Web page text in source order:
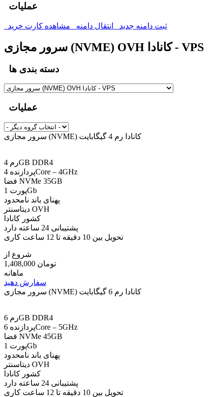
عملیات
ثبت دامنه جدید انتقال دامنه مشاهده کارت خرید
سرور مجازی (NVME) OVH کانادا - VPS
دسته بندی ها
عملیات
سرور مجازی (NVME) کانادا رم 4 گیگابایت
رم 4GB DDR4
پردازنده 4Core – 4GHz
فضا NVMe 35GB
پورت 1Gb
پهنای باند نامحدود
دیتاسنتر OVH
کشور کانادا
پشتیبانی 24 ساعته دارد
تحویل بین 10 دقیقه تا 12 ساعت کاری
شروع از
1,408,000 تومان
ماهانه
سفارش دهید
سرور مجازی (NVME) کانادا رم 6 گیگابایت
رم 6GB DDR4
پردازنده 6Core – 5GHz
فضا NVMe 45GB
پورت 1Gb
پهنای باند نامحدود
دیتاسنتر OVH
کشور کانادا
پشتیبانی 24 ساعته دارد
تحویل بین 10 دقیقه تا 12 ساعت کاری